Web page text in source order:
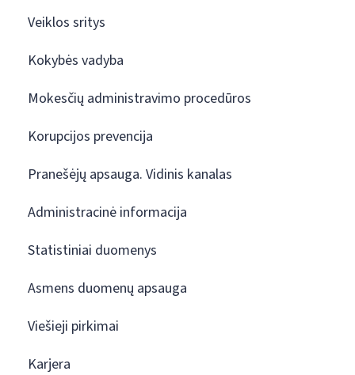
Veiklos sritys
Kokybės vadyba
Mokesčių administravimo procedūros
Korupcijos prevencija
Pranešėjų apsauga. Vidinis kanalas
Administracinė informacija
Statistiniai duomenys
Asmens duomenų apsauga
Viešieji pirkimai
Karjera